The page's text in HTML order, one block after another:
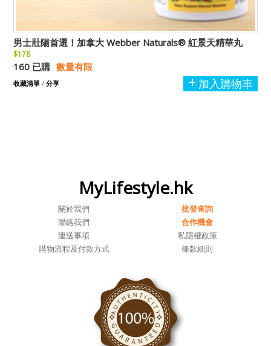
男士壯陽首選！加拿大 Webber Naturals® 紅景天精華丸
$178
160 已購 數量有限
加入購物車
收藏清單 / 分享
MyLifestyle.hk
關於我們
批發查詢
聯絡我們
合作機會
運送事項
私隱權政策
購物流程及付款方式
條款細則